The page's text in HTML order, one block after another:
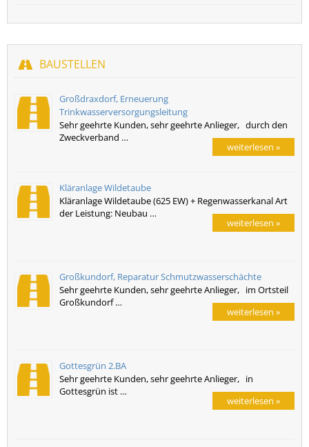
BAUSTELLEN
Großdraxdorf, Erneuerung
Trinkwasserversorgungsleitung
Sehr geehrte Kunden, sehr geehrte Anlieger, durch den
Zweckverband …
weiterlesen »
Kläranlage Wildetaube
Kläranlage Wildetaube (625 EW) + Regenwasserkanal Art
der Leistung: Neubau …
weiterlesen »
Großkundorf, Reparatur Schmutzwasserschächte
Sehr geehrte Kunden, sehr geehrte Anlieger, im Ortsteil
Großkundorf …
weiterlesen »
Gottesgrün 2.BA
Sehr geehrte Kunden, sehr geehrte Anlieger, in
Gottesgrün ist …
weiterlesen »